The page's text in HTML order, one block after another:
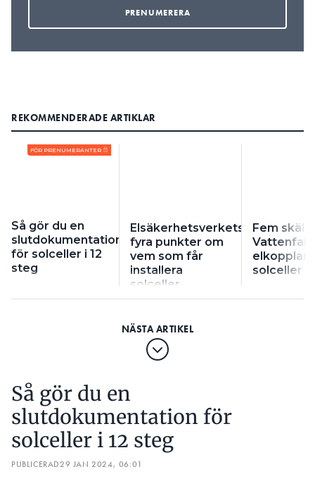
REKOMMENDERADE ARTIKLAR
FÖR PRENUMERANTER
Så gör du en
slutdokumentation
för solceller i 12
steg
Elsäkerhetsverkets
fyra punkter om
vem som får
installera
solceller
Fem skäl
Vattenfall
solceller
Så gör du en
slutdokumentation för
solceller i 12 steg
PUBLICERAD29 JAN 2024, 06:01